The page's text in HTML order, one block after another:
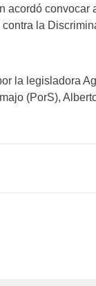
convocar
la
la legisladora
(PorS),